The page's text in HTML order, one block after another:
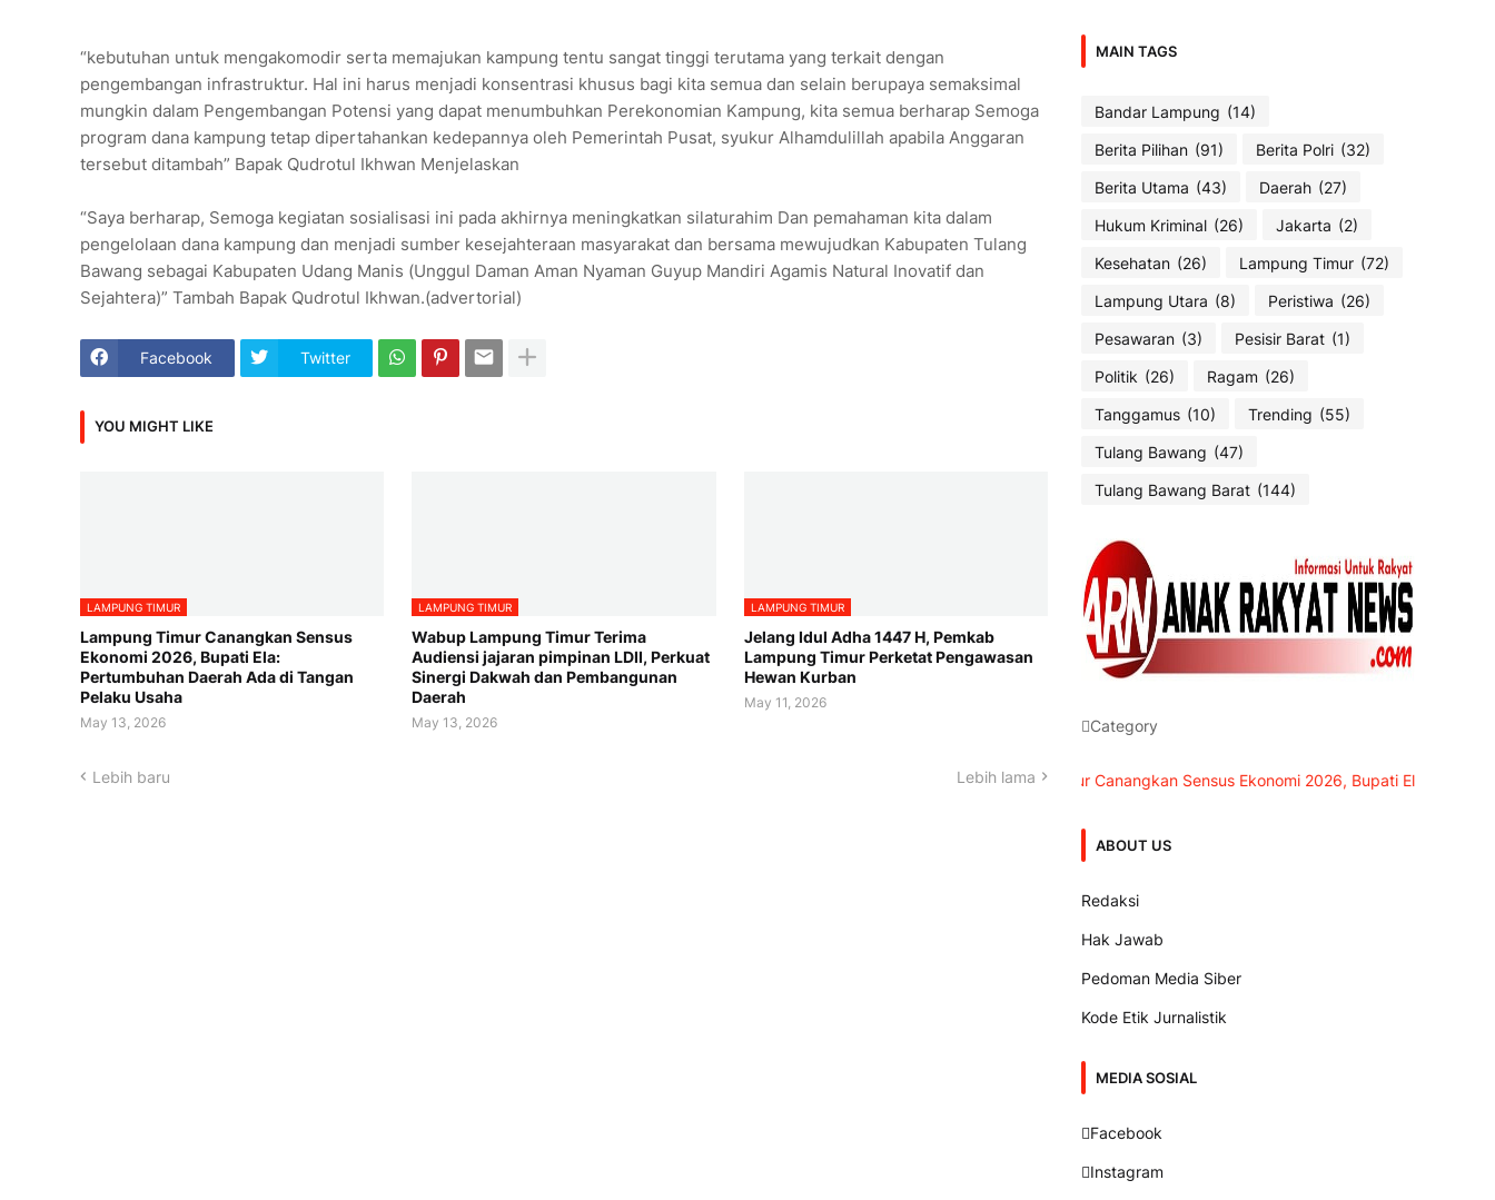
“kebutuhan untuk mengakomodir serta memajukan kampung tentu sangat tinggi terutama yang terkait dengan
pengembangan infrastruktur. Hal ini harus menjadi konsentrasi khusus bagi kita semua dan selain berupaya semaksimal
mungkin dalam Pengembangan Potensi yang dapat menumbuhkan Perekonomian Kampung, kita semua berharap Semoga
program dana kampung tetap dipertahankan kedepannya oleh Pemerintah Pusat, syukur Alhamdulillah apabila Anggaran
tersebut ditambah” Bapak Qudrotul Ikhwan Menjelaskan
“Saya berharap, Semoga kegiatan sosialisasi ini pada akhirnya meningkatkan silaturahim Dan pemahaman kita dalam
pengelolaan dana kampung dan menjadi sumber kesejahteraan masyarakat dan bersama mewujudkan Kabupaten Tulang
Bawang sebagai Kabupaten Udang Manis (Unggul Daman Aman Nyaman Guyup Mandiri Agamis Natural Inovatif dan
Sejahtera)” Tambah Bapak Qudrotul Ikhwan.(advertorial)
Facebook Twitter
YOU MIGHT LIKE
LAMPUNG TIMUR
Lampung Timur Canangkan Sensus
Ekonomi 2026, Bupati Ela:
Pertumbuhan Daerah Ada di Tangan
Pelaku Usaha
May 13, 2026
LAMPUNG TIMUR
Wabup Lampung Timur Terima
Audiensi jajaran pimpinan LDII, Perkuat
Sinergi Dakwah dan Pembangunan
Daerah
May 13, 2026
LAMPUNG TIMUR
Jelang Idul Adha 1447 H, Pemkab
Lampung Timur Perketat Pengawasan
Hewan Kurban
May 11, 2026
Lebih baru Lebih lama
MAIN TAGS
Bandar Lampung (14)
Berita Pilihan (91) Berita Polri (32)
Berita Utama (43) Daerah (27)
Hukum Kriminal (26) Jakarta (2)
Kesehatan (26) Lampung Timur (72)
Lampung Utara (8) Peristiwa (26)
Pesawaran (3) Pesisir Barat (1)
Politik (26) Ragam (26)
Tanggamus (10) Trending (55)
Tulang Bawang (47)
Tulang Bawang Barat (144)
Category
Lampung Timur Canangkan Sensus Ekonomi 2026, Bupati Ela:
ABOUT US
Redaksi
Hak Jawab
Pedoman Media Siber
Kode Etik Jurnalistik
MEDIA SOSIAL
Facebook
Instagram